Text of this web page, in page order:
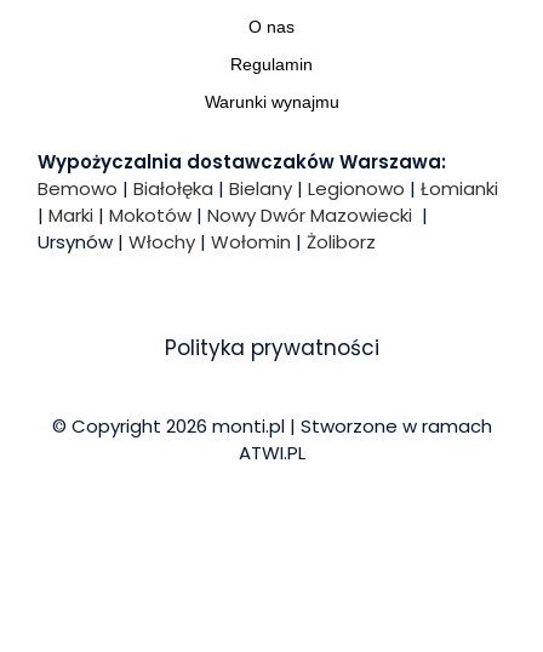
O nas
Regulamin
Warunki wynajmu
Wypożyczalnia dostawczaków Warszawa:
Bemowo | Białołęka | Bielany | Legionowo | Łomianki
| Marki | Mokotów | Nowy Dwór Mazowiecki |
Ursynów | Włochy | Wołomin | Żoliborz
Polityka prywatności
© Copyright 2026 monti.pl | Stworzone w ramach
ATWI.PL